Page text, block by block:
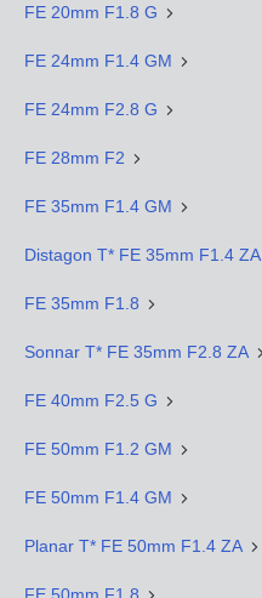
FE 20mm F1.8 G
FE 24mm F1.4 GM
FE 24mm F2.8 G
FE 28mm F2
FE 35mm F1.4 GM
Distagon T* FE 35mm F1.4 ZA
FE 35mm F1.8
Sonnar T* FE 35mm F2.8 ZA
FE 40mm F2.5 G
FE 50mm F1.2 GM
FE 50mm F1.4 GM
Planar T* FE 50mm F1.4 ZA